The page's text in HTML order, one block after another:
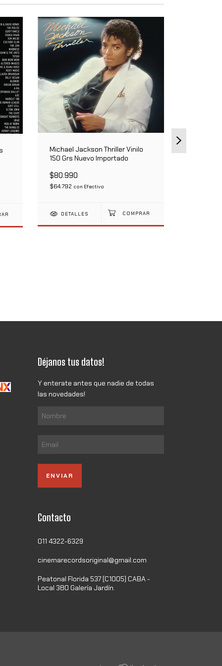
Michael Jackson Thriller Vinilo
150 Grs Nuevo Importado
$80.990
$64.792 con Efectivo
DETALLES
Déjanos tus datos!
Y enterate antes que nadie de todas
las novedades!
Contacto
011 4322-6329
cinemarecordsoriginal@gmail.com
Peatonal Florida 537 (C1005) CABA -
Local 380 Galería Jardín.